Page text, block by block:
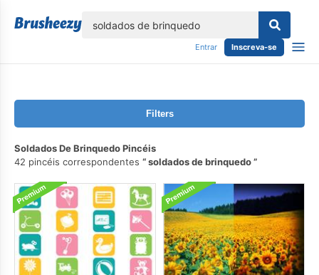
Entrar Inscreva-se
Filters
Soldados De Brinquedo Pincéis
42 pincéis correspondentes
soldados de brinquedo